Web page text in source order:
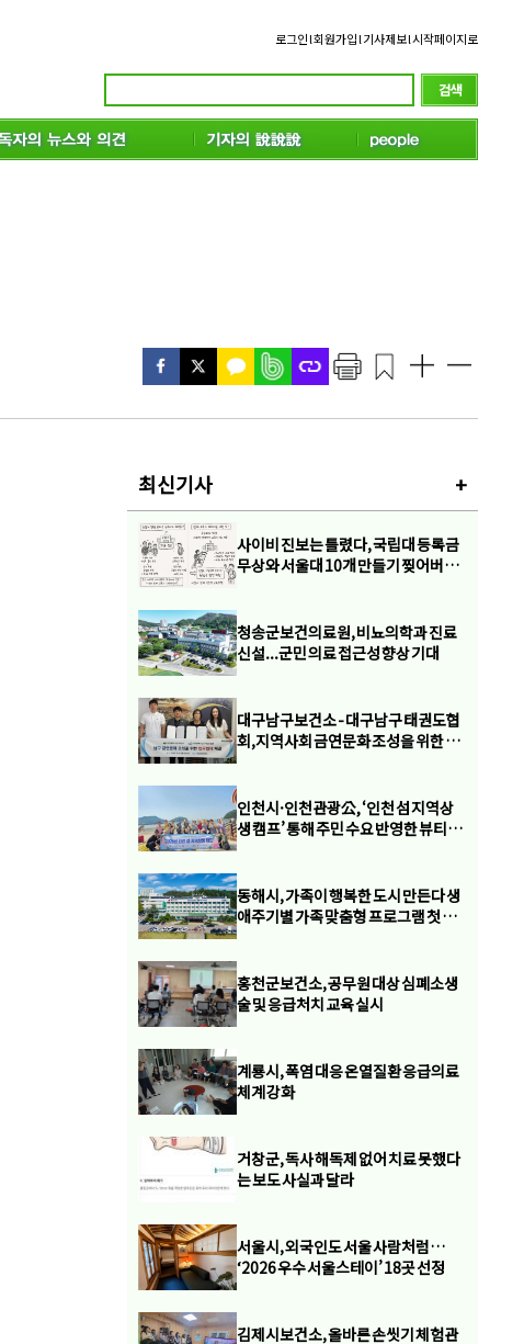
로그인l회원가입l기사제보l시작페이지로
최신기사 +
사이비 진보는 틀렸다, 국립대 등록금
무상와 서울대 10개 만들기 찢어버려
청송군보건의료원, 비뇨의학과 진료
신설...군민 의료 접근성 향상 기대
대구남구보건소 - 대구남구 태권도협
회,지역사회 금연문화 조성을 위한 업
인천시·인천관광公, ‘인천 섬 지역상
생 캠프’ 통해 주민 수요 반영한 뷰티케
동해시, 가족이 행복한 도시 만든다 생
애주기별 가족 맞춤형 프로그램 첫 운
홍천군보건소, 공무원 대상 심폐소생
술 및 응급처치 교육 실시
계룡시, 폭염 대응 온열질환 응급의료
체계 강화
거창군, 독사 해독제 없어 치료 못했다
는 보도 사실과 달라
서울시, 외국인도 서울 사람처럼…
‘2026 우수 서울스테이’ 18곳 선정
김제시보건소, 올바른 손씻기 체험관